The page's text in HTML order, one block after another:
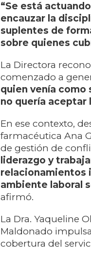
“Se está
encauzar la
suplentes de
sobre quienes
La Directora
comenzado a
quien venía como
no quería aceptar
En ese contexto,
farmacéutica Ana
de gestión de
liderazgo y
relacionamientos
ambiente laboral
afirmó.
La Dra. Yaqueline
Maldonado
cobertura del